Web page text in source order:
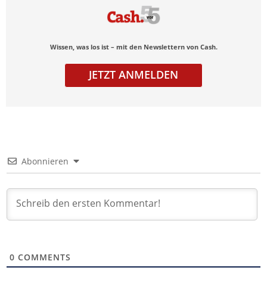
Wissen, was los ist – mit den Newslettern von Cash.
JETZT ANMELDEN
Abonnieren
0 COMMENTS